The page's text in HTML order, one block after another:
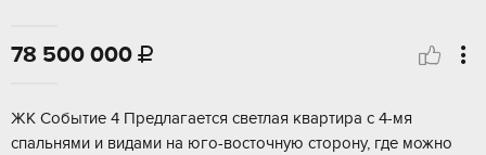
78 500 000 
ЖК Событие 4 Предлагается светлая квартира с 4-мя
спальнями и видами на юго-восточную сторону, где можно